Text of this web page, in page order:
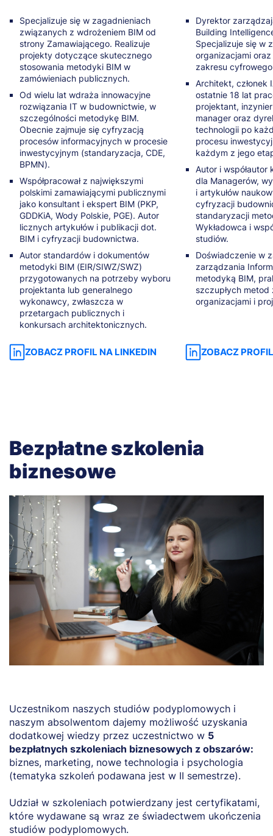
Specjalizuje się w zagadnieniach
związanych z wdrożeniem BIM od
strony Zamawiającego. Realizuje
projekty dotyczące skutecznego
stosowania metodyki BIM w
zamówieniach publicznych.
Od wielu lat wdraża innowacyjne
rozwiązania IT w budownictwie, w
szczególności metodykę BIM.
Obecnie zajmuje się cyfryzacją
procesów informacyjnych w procesie
inwestycyjnym (standaryzacja, CDE,
BPMN).
Współpracował z największymi
polskimi zamawiającymi publicznymi
jako konsultant i ekspert BIM (PKP,
GDDKiA, Wody Polskie, PGE). Autor
licznych artykułów i publikacji dot.
BIM i cyfryzacji budownictwa.
Autor standardów i dokumentów
metodyki BIM (EIR/SIWZ/SWZ)
przygotowanych na potrzeby wyboru
projektanta lub generalnego
wykonawcy, zwłaszcza w
przetargach publicznych i
konkursach architektonicznych.
ZOBACZ PROFIL NA LINKEDIN
Dyrektor
Building
Specjalizuje się w
organizacjami
zakresu
Architekt, członek
ostatnie 18 lat
projektant,
manager oraz
technologii po
procesu
każdym z jego
Autor i współautor
dla Managerów,
i artykułów
cyfryzacji
standaryzacji
Wykładowca i
studiów.
Doświadczenie w
zarządzania
metodyką BIM,
szczupłych
organizacjami i
ZOBACZ
Bezpłatne szkolenia
biznesowe
Uczestnikom naszych studiów podyplomowych i
naszym absolwentom dajemy możliwość uzyskania
dodatkowej wiedzy przez uczestnictwo w 5
bezpłatnych szkoleniach biznesowych z obszarów:
biznes, marketing, nowe technologia i psychologia
(tematyka szkoleń podawana jest w II semestrze).
Udział w szkoleniach potwierdzany jest certyfikatami,
które wydawane są wraz ze świadectwem ukończenia
studiów podyplomowych.